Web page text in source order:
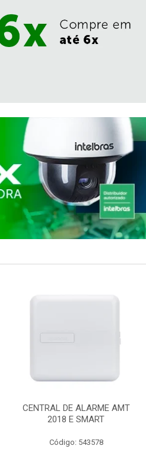
CENTRAL DE ALARME AMT
2018 E SMART
Código: 543578